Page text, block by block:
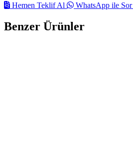
Hemen Teklif Al
WhatsApp ile Sor
Benzer Ürünler